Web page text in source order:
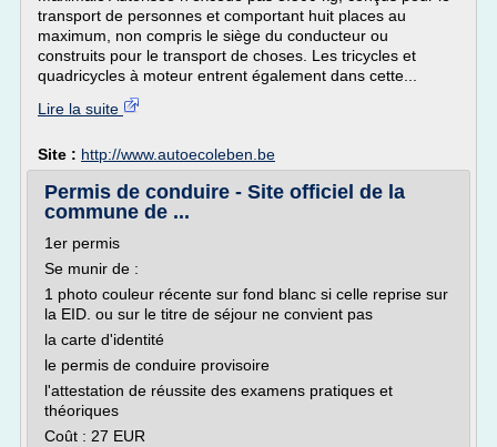
transport de personnes et comportant huit places au
maximum, non compris le siège du conducteur ou
construits pour le transport de choses. Les tricycles et
quadricycles à moteur entrent également dans cette...
Lire la suite
Site : http://www.autoecoleben.be
Permis de conduire - Site officiel de la
commune de ...
1er permis
Se munir de :
1 photo couleur récente sur fond blanc si celle reprise sur
la EID. ou sur le titre de séjour ne convient pas
la carte d'identité
le permis de conduire provisoire
l'attestation de réussite des examens pratiques et
théoriques
Coût : 27 EUR